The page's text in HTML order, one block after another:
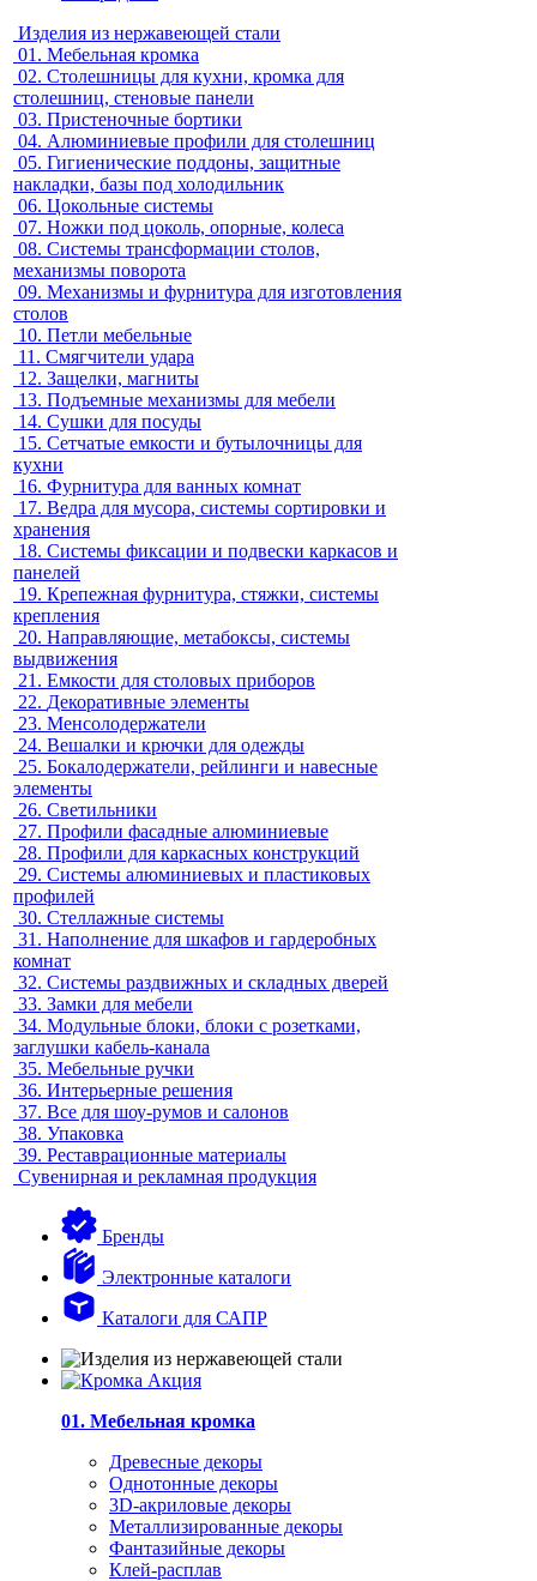
Изделия из нержавеющей стали
01. Мебельная кромка
02. Столешницы для кухни, кромка для
столешниц, стеновые панели
03. Пристеночные бортики
04. Алюминиевые профили для столешниц
05. Гигиенические поддоны, защитные
накладки, базы под холодильник
06. Цокольные системы
07. Ножки под цоколь, опорные, колеса
08. Системы трансформации столов,
механизмы поворота
09. Механизмы и фурнитура для изготовления
столов
10. Петли мебельные
11. Смягчители удара
12. Защелки, магниты
13. Подъемные механизмы для мебели
14. Сушки для посуды
15. Сетчатые емкости и бутылочницы для
кухни
16. Фурнитура для ванных комнат
17. Ведра для мусора, системы сортировки и
хранения
18. Системы фиксации и подвески каркасов и
панелей
19. Крепежная фурнитура, стяжки, системы
крепления
20. Направляющие, метабоксы, системы
выдвижения
21. Емкости для столовых приборов
22. Декоративные элементы
23. Менсолодержатели
24. Вешалки и крючки для одежды
25. Бокалодержатели, рейлинги и навесные
элементы
26. Светильники
27. Профили фасадные алюминиевые
28. Профили для каркасных конструкций
29. Системы алюминиевых и пластиковых
профилей
30. Стеллажные системы
31. Наполнение для шкафов и гардеробных
комнат
32. Системы раздвижных и складных дверей
33. Замки для мебели
34. Модульные блоки, блоки с розетками,
заглушки кабель-канала
35. Мебельные ручки
36. Интерьерные решения
37. Все для шоу-румов и салонов
38. Упаковка
39. Реставрационные материалы
Сувенирная и рекламная продукция
Бренды
Электронные каталоги
Каталоги для САПР
01. Мебельная кромка
Древесные декоры
Однотонные декоры
3D-акриловые декоры
Металлизированные декоры
Фантазийные декоры
Клей-расплав